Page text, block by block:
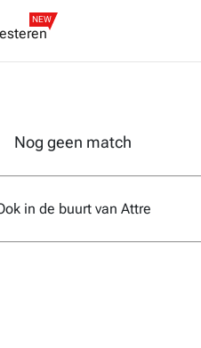
NEW
Nog geen match
in de buurt van Attre